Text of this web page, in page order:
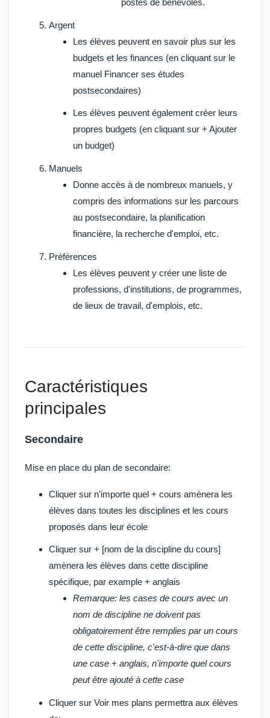
Argent
Les élèves peuvent en savoir plus sur les
budgets et les finances (en cliquant sur le
manuel Financer ses études
postsecondaires)
Les élèves peuvent également créer leurs
propres budgets (en cliquant sur + Ajouter
un budget)
Manuels
Donne accès à de nombreux manuels, y
compris des informations sur les parcours
au postsecondaire, la planification
financière, la recherche d'emploi, etc.
Préférences
Les élèves peuvent y créer une liste de
professions, d'institutions, de programmes,
de lieux de travail, d'emplois, etc.
Caractéristiques
principales
Secondaire
Mise en place du plan de secondaire:
Cliquer sur n'importe quel + cours amènera les
élèves dans toutes les disciplines et les cours
proposés dans leur école
Cliquer sur + [nom de la discipline du cours]
amènera les élèves dans cette discipline
spécifique, par example + anglais
Remarque: les cases de cours avec un
nom de discipline ne doivent pas
obligatoirement être remplies par un cours
de cette discipline, c'est-à-dire que dans
une case + anglais, n'importe quel cours
peut être ajouté à cette case
Cliquer sur Voir mes plans permettra aux élèves